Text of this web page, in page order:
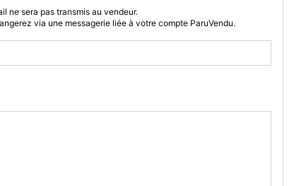
ne sera pas transmis au vendeur.
via une messagerie liée à votre compte ParuVendu.